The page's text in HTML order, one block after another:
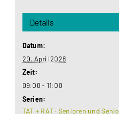
Details
Datum:
20. April 2028
Zeit:
09:00 - 11:00
Serien:
TAT + RAT · Senioren und